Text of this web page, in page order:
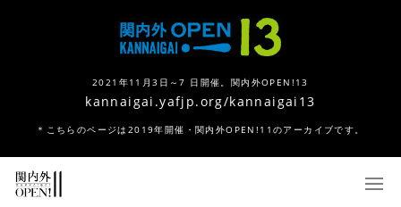
2021年11月3日～7 日開催。関内外OPEN!13
kannaigai.yafjp.org/kannaigai13
＊こちらのページは2019年開催・関内外OPEN!11のアーカイブです。